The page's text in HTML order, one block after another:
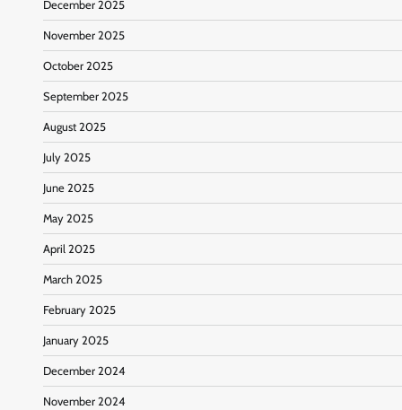
December 2025
November 2025
October 2025
September 2025
August 2025
July 2025
June 2025
May 2025
April 2025
March 2025
February 2025
January 2025
December 2024
November 2024